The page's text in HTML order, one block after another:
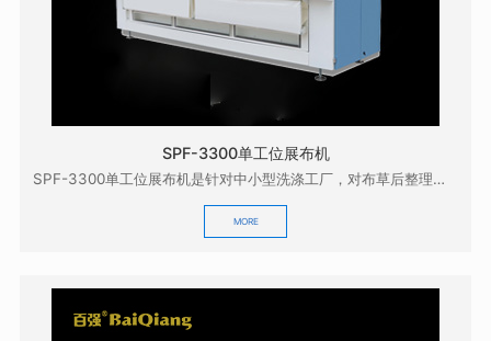
SPF-3300单工位展布机
SPF-3300单工位展布机是针对中小型洗涤工厂，对布草后整理的质量有较高要求而研发的，它具有展...
MORE